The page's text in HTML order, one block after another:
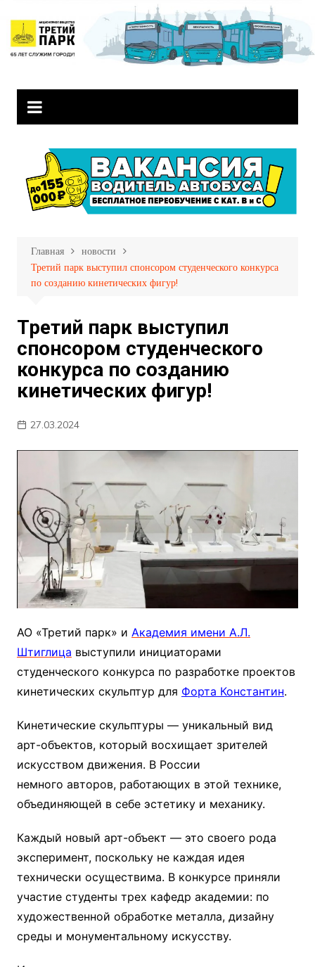
содержимому
Главная
новости
Третий парк выступил спонсором студенческого конкурса
по созданию кинетических фигур!
Третий парк выступил
спонсором студенческого
конкурса по созданию
кинетических фигур!
27.03.2024
АО «Третий парк» и Академия имени А.Л.
Штиглица выступили инициаторами
студенческого конкурса по разработке проектов
кинетических скульптур для Форта Константин.
Кинетические скульптуры — уникальный вид
арт-объектов, который восхищает зрителей
искусством движения. В России
немного авторов, работающих в этой технике,
объединяющей в себе эстетику и механику.
Каждый новый арт-объект — это своего рода
эксперимент, поскольку не каждая идея
технически осуществима. В конкурсе приняли
участие студенты трех кафедр академии: по
художественной обработке металла, дизайну
среды и монументальному искусству.